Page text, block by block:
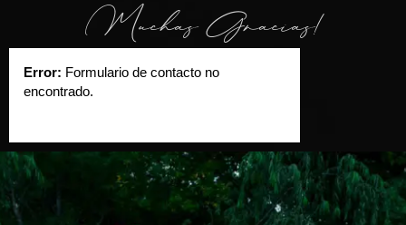
Muchas Gracias!
Error: Formulario de contacto no
encontrado.